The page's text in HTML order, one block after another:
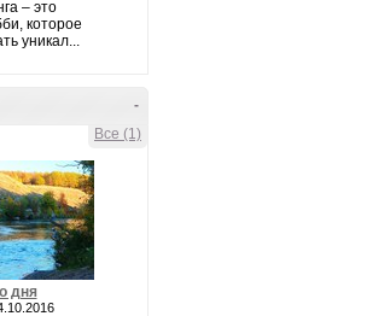
– это
которое
уникал...
-
Все (1)
дня